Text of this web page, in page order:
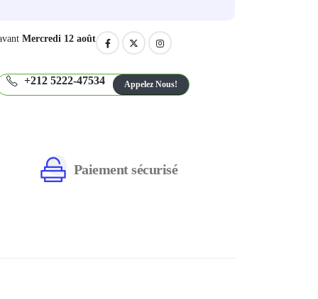
Mercredi 12 août
+212 5222-47534 Appelez Nous!
Paiement sécurisé